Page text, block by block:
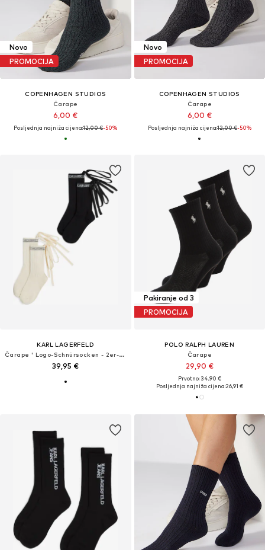
Novo
PROMOCIJA
COPENHAGEN STUDIOS
Čarape
6,00 €
Posljednja najniža cijena:12,00 €-50%
Novo
PROMOCIJA
COPENHAGEN STUDIOS
Čarape
6,00 €
Posljednja najniža cijena:12,00 €-50%
KARL LAGERFELD
Čarape ' Logo-Schnürsocken - 2er-Packung '
39,95 €
Pakiranje od 3
PROMOCIJA
POLO RALPH LAUREN
Čarape
29,90 €
Prvotno: 34,90 €
Posljednja najniža cijena:26,91 €